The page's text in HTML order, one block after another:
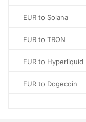
EUR to Solana
EUR to TRON
EUR to Hyperliquid
EUR to Dogecoin